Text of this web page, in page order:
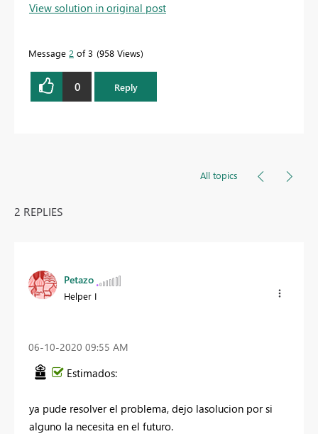
View solution in original post
Message 2 of 3 958 Views
0 Reply
All topics
2 REPLIES
Petazo
Helper I
‎06-10-2020 09:55 AM
Estimados:
ya pude resolver el problema, dejo lasolucion por si
alguno la necesita en el futuro.